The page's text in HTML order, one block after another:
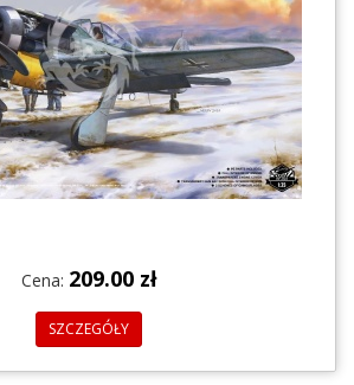
Cena: 209.00 zł
SZCZEGÓŁY